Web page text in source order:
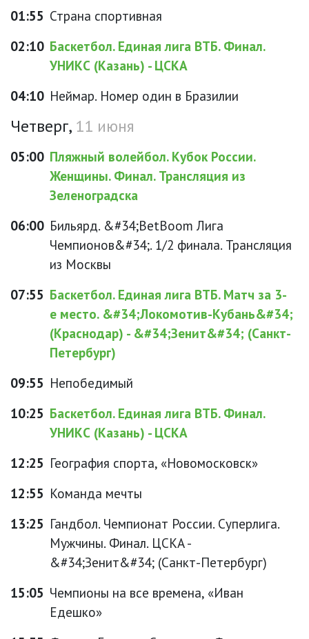
01:55 Страна спортивная
02:10 Баскетбол. Единая лига ВТБ. Финал.
УНИКС (Казань) - ЦСКА
04:10 Неймар. Номер один в Бразилии
Четверг, 11 июня
05:00 Пляжный волейбол. Кубок России.
Женщины. Финал. Трансляция из
Зеленоградска
06:00 Бильярд. &#34;BetBoom Лига
Чемпионов&#34;. 1/2 финала. Трансляция
из Москвы
07:55 Баскетбол. Единая лига ВТБ. Матч за 3-
е место. &#34;Локомотив-Кубань&#34;
(Краснодар) - &#34;Зенит&#34; (Санкт-
Петербург)
09:55 Непобедимый
10:25 Баскетбол. Единая лига ВТБ. Финал.
УНИКС (Казань) - ЦСКА
12:25 География спорта, «Новомосковск»
12:55 Команда мечты
13:25 Гандбол. Чемпионат России. Суперлига.
Мужчины. Финал. ЦСКА -
&#34;Зенит&#34; (Санкт-Петербург)
15:05 Чемпионы на все времена, «Иван
Едешко»